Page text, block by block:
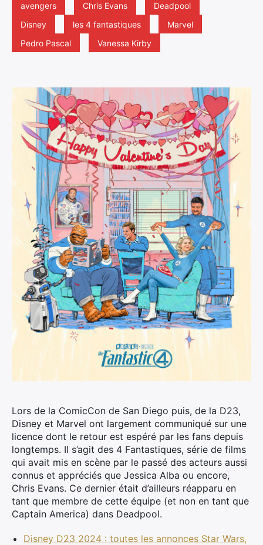
avengers Chris Evans
Deadpool
Disney
les 4 fantastiques
Marvel
Pedro Pascal
Vanessa Kirby
Lors de la ComicCon de San Diego puis, de la D23,
Disney et Marvel ont largement communiqué sur une
licence dont le retour est espéré par les fans depuis
longtemps. Il s’agit des 4 Fantastiques, série de films
qui avait mis en scène par le passé des acteurs aussi
connus et appréciés que Jessica Alba ou encore,
Chris Evans. Ce dernier était d’ailleurs réapparu en
tant que membre de cette équipe (et non en tant que
Captain America) dans Deadpool.
Disney D23 2024 : toutes les annonces Star Wars,